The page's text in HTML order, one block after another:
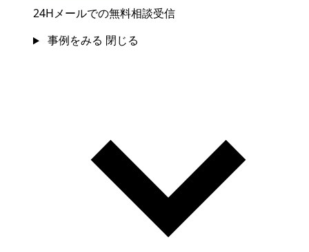
24Hメールでの無料相談受信
事例をみる 閉じる